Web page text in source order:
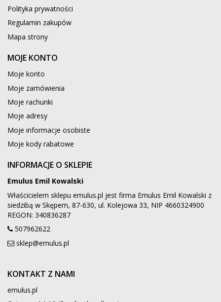
Polityka prywatności
Regulamin zakupów
Mapa strony
MOJE KONTO
Moje konto
Moje zamówienia
Moje rachunki
Moje adresy
Moje informacje osobiste
Moje kody rabatowe
INFORMACJE O SKLEPIE
Emulus Emil Kowalski
Właścicielem sklepu emulus.pl jest firma Emulus Emil Kowalski z
siedzibą w Skępem, 87-630, ul. Kolejowa 33, NIP 4660324900
REGON: 340836287
507962622
sklep@emulus.pl
KONTAKT Z NAMI
emulus.pl